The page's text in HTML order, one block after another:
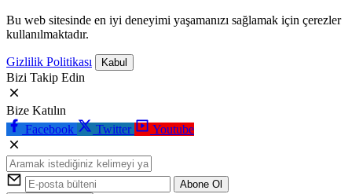
Bu web sitesinde en iyi deneyimi yaşamanızı sağlamak için çerezler
kullanılmaktadır.
Gizlilik Politikası Kabul
Bizi Takip Edin
Bize Katılın
Facebook
Twitter Youtube
Abone Ol